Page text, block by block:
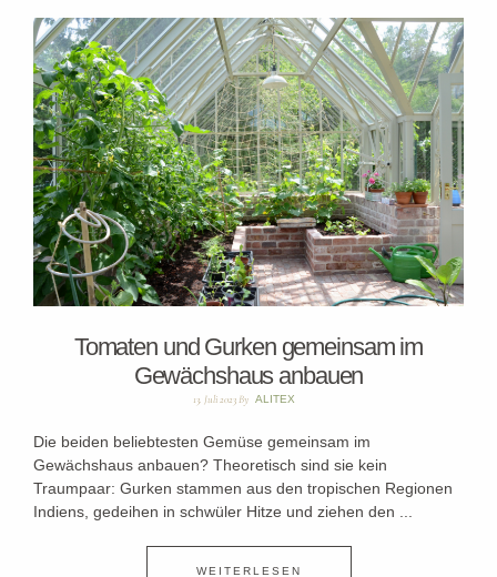
Tomaten und Gurken gemeinsam im
Gewächshaus anbauen
13. Juli 2023By ALITEX
Die beiden beliebtesten Gemüse gemeinsam im
Gewächshaus anbauen? Theoretisch sind sie kein
Traumpaar: Gurken stammen aus den tropischen Regionen
Indiens, gedeihen in schwüler Hitze und ziehen den ...
WEITERLESEN